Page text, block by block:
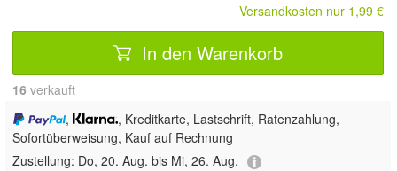
Versandkosten nur 1,99 €
In den Warenkorb
16 verkauft
,
, Kreditkarte, Lastschrift, Ratenzahlung,
Sofortüberweisung, Kauf auf Rechnung
Zustellung: Do, 20. Aug. bis Mi, 26. Aug.